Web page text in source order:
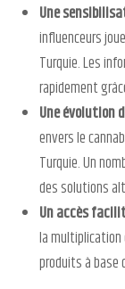
Une
influenceurs
Turquie. Les
rapidement
Une évolution
envers le
Turquie. Un
des solutions
Un accès
la multiplication
produits à base